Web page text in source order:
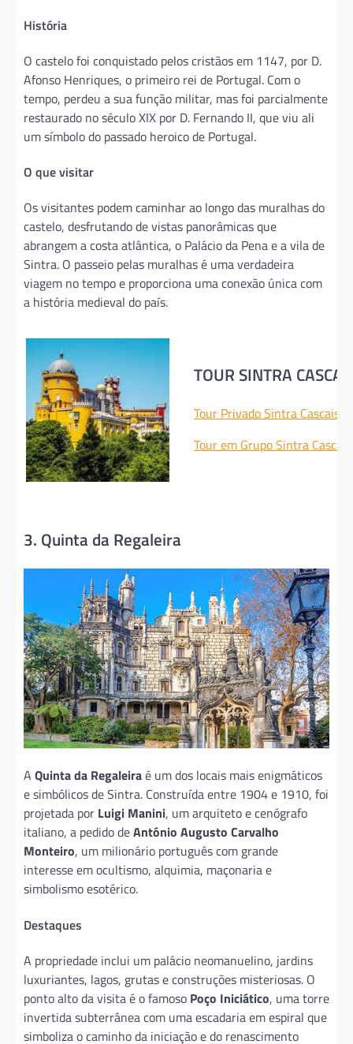
História
O castelo foi conquistado pelos cristãos em 1147, por D.
Afonso Henriques, o primeiro rei de Portugal. Com o
tempo, perdeu a sua função militar, mas foi parcialmente
restaurado no século XIX por D. Fernando II, que viu ali
um símbolo do passado heroico de Portugal.
O que visitar
Os visitantes podem caminhar ao longo das muralhas do
castelo, desfrutando de vistas panorâmicas que
abrangem a costa atlântica, o Palácio da Pena e a vila de
Sintra. O passeio pelas muralhas é uma verdadeira
viagem no tempo e proporciona uma conexão única com
a história medieval do país.
TOUR SINTRA
Tour Privado Sintra Cascais
Tour em Grupo Sintra
3. Quinta da Regaleira
A Quinta da Regaleiraé um dos locais mais enigmáticos
e simbólicos de Sintra. Construída entre 1904 e 1910, foi
projetada por Luigi Manini, um arquiteto e cenógrafo
italiano, a pedido deAntónio Augusto Carvalho
Monteiro, um milionário português com grande
interesse em ocultismo, alquimia, maçonaria e
simbolismo esotérico.
Destaques
A propriedade inclui um palácio neomanuelino, jardins
luxuriantes, lagos, grutas e construções misteriosas. O
ponto alto da visita é o famoso Poço Iniciático, uma torre
invertida subterrânea com uma escadaria em espiral que
simboliza o caminho da iniciação e do renascimento